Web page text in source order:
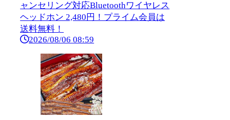
ャンセリング対応Bluetoothワイヤレス
ヘッドホン 2,480円！プライム会員は
送料無料！
2026/08/06 08:59